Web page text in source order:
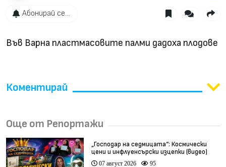
Абонирай се...
Във Варна пластмасовите палми дадоха плодове
Коментирай
Още от Репортажи
„Господар на седмицата“: Космически
цени и инфлуенсърски изцепки (видео)
07 август 2026 95